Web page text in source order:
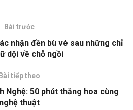
Bài trước
nhận đền bù vé sau những chỉ
dội về chỗ ngồi
tiếp theo
Nghệ: 50 phút thăng hoa cùng
nghệ thuật